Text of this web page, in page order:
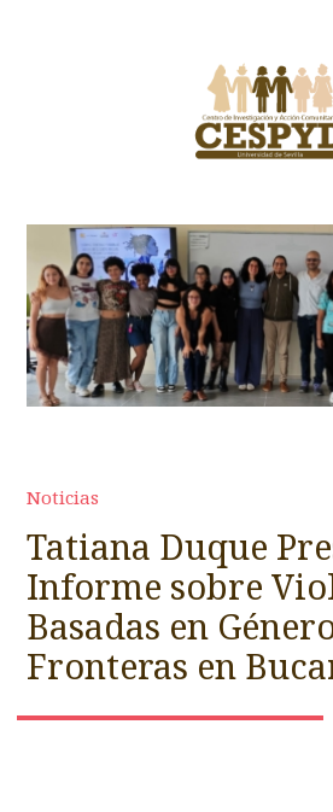
Noticias
Tatiana Duque
Informe sobre
Basadas en
Fronteras en